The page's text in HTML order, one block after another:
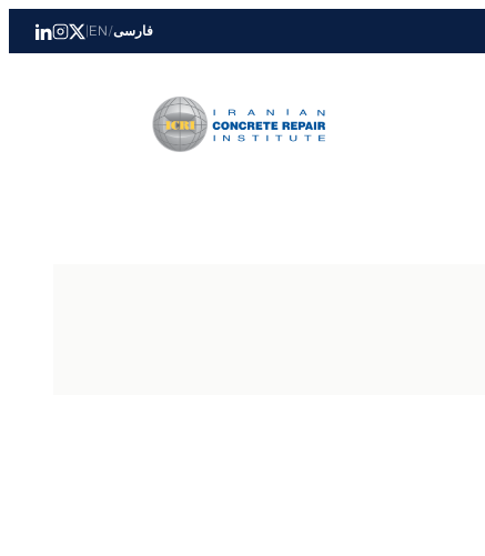
فارسی/
EN
|